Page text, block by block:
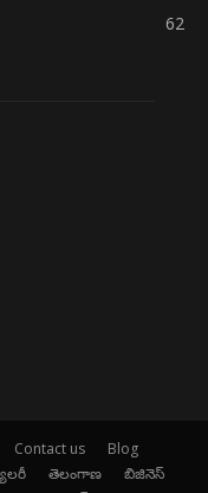
62
Contact us
Blog
తెలంగాణ
బిజినెస్